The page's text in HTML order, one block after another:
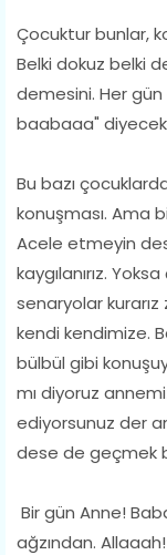
Çocuktur bunlar,
Belki dokuz belki
demesini. Her gün
baabaaa"
Bu bazı
konuşması. Ama
Acele etmeyin
kaygılanırız.
senaryolar
kendi kendimize.
bülbül gibi
mı diyoruz
ediyorsunuz der
dese de geçmek
Bir gün Anne!
ağzından.